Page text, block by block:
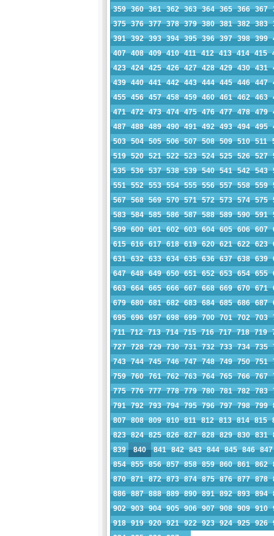
359 360 361 362 363 364 365 366 367
375 376 377 378 379 380 381 382 383
391 392 393 394 395 396 397 398 399
407 408 409 410 411 412 413 414 415
423 424 425 426 427 428 429 430 431
439 440 441 442 443 444 445 446 447
455 456 457 458 459 460 461 462 463
471 472 473 474 475 476 477 478 479
487 488 489 490 491 492 493 494 495
503 504 505 506 507 508 509 510 511
519 520 521 522 523 524 525 526 527
535 536 537 538 539 540 541 542 543
551 552 553 554 555 556 557 558 559
567 568 569 570 571 572 573 574 575
583 584 585 586 587 588 589 590 591
599 600 601 602 603 604 605 606 607
615 616 617 618 619 620 621 622 623
631 632 633 634 635 636 637 638 639
647 648 649 650 651 652 653 654 655
663 664 665 666 667 668 669 670 671
679 680 681 682 683 684 685 686 687
695 696 697 698 699 700 701 702 703
711 712 713 714 715 716 717 718 719
727 728 729 730 731 732 733 734 735
743 744 745 746 747 748 749 750 751
759 760 761 762 763 764 765 766 767
775 776 777 778 779 780 781 782 783
791 792 793 794 795 796 797 798 799
807 808 809 810 811 812 813 814 815
823 824 825 826 827 828 829 830 831
839
840 841 842 843 844 845 846 847
854 855 856 857 858 859 860 861 862
870 871 872 873 874 875 876 877 878
886 887 888 889 890 891 892 893 894
902 903 904 905 906 907 908 909 910
918 919 920 921 922 923 924 925 926